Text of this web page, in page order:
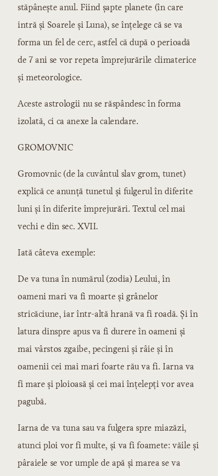
Literatura modernă
Influenţe şi curente
Autori şi scrieri
Perioada eroică
Epoca lui Heliade
1835-1845
1848-1859
Perioada critică
Epoca polemicilor literare
Epoca lui Eminescu
1880-1890
1890-1900
stăpâneşte anul. Fiind şapte planete (în care
intră şi Soarele şi Luna), se înţelege că se va
forma un fel de cerc, astfel că după o perioadă
de 7 ani se vor repeta împrejurările climaterice
şi meteorologice.
Aceste astrologii nu se răspândesc în forma
izolată, ci ca anexe la calendare.
GROMOVNIC
Gromovnic (de la cuvântul slav grom, tunet)
explică ce anunţă tunetul şi fulgerul în diferite
luni şi în diferite împrejurări. Textul cel mai
vechi e din sec. XVII.
Iată câteva exemple:
De va tuna în numărul (zodia) Leului, în
oameni mari va fi moarte şi grânelor
stricăciune, iar într-altă hrană va fi roadă. Şi în
latura dinspre apus va fi durere în oameni şi
mai vârstos zgaibe, pecingeni şi râie şi în
oamenii cei mai mari foarte rău va fi. Iarna va
fi mare şi ploioasă şi cei mai înţelepţi vor avea
pagubă.
Iarna de va tuna sau va fulgera spre miazăzi,
atunci ploi vor fi multe, şi va fi foamete: văile şi
pâraiele se vor umple de apă şi marea se va